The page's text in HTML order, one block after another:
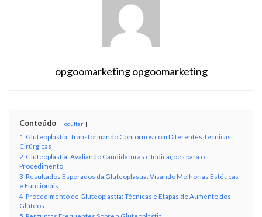
opgoomarketing opgoomarketing
Conteúdo ocultar
1 Gluteoplastia: Transformando Contornos com Diferentes Técnicas
Cirúrgicas
2 Gluteoplastia: Avaliando Candidaturas e Indicações para o
Procedimento
3 Resultados Esperados da Gluteoplastia: Visando Melhorias Estéticas
e Funcionais
4 Procedimento de Gluteoplastia: Técnicas e Etapas do Aumento dos
Glúteos